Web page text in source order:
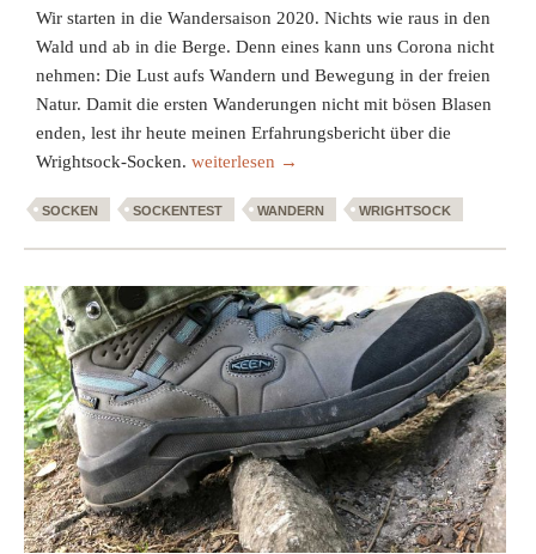
Wir starten in die Wandersaison 2020. Nichts wie raus in den
Wald und ab in die Berge. Denn eines kann uns Corona nicht
nehmen: Die Lust aufs Wandern und Bewegung in der freien
Natur. Damit die ersten Wanderungen nicht mit bösen Blasen
enden, lest ihr heute meinen Erfahrungsbericht über die
Wrightsock-Socken.Wrightsock im Test – die ultimative
weiterlesen →
SOCKEN SOCKENTEST WANDERN WRIGHTSOCK